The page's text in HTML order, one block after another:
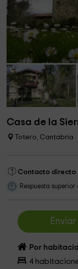
Casa de la
Totero, Cantabria
Contacto directo
Respuesta superior
Por
4